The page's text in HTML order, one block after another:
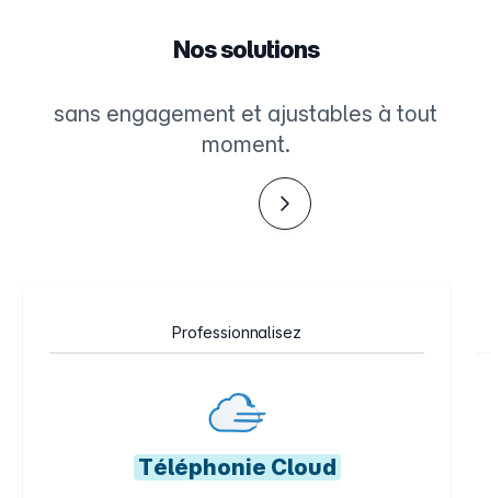
Nos solutions
sans engagement et ajustables à tout
moment.
Professionnalisez
Téléphonie Cloud
Next